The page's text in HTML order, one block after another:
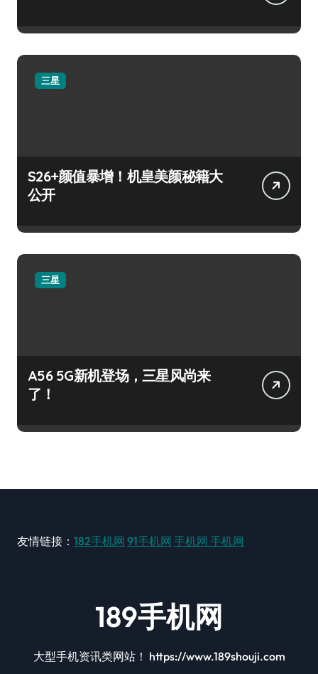
三星
S26+颜值暴增！机皇美颜秘籍大
公开
三星
A56 5G新机登场，三星风尚来
了！
友情链接： 182手机网 91手机网 手机网 手机网
189手机网
大型手机资讯类网站！ https://www.189shouji.com